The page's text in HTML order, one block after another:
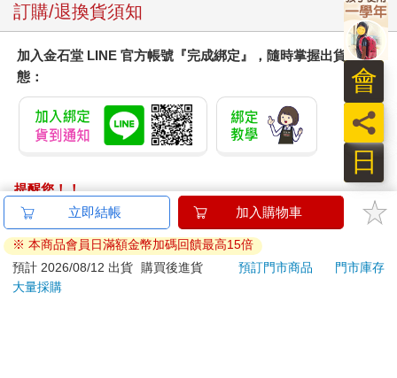
訂購/退換貨須知
加入金石堂 LINE 官方帳號『完成綁定』，隨時掌握出貨動
態：
提醒您！！
金石堂及銀行均不會請您操作ATM! 如接獲電話要求您前往
ATM提款機，請不要聽從指示，以免受騙上當！
退換貨須知：
**提醒您，鑑賞期不等於試用期，退回商品須為全新狀態**
立即結帳 加入購物車
※ 本商品會員日滿額金幣加碼回饋最高15倍
預計 2026/08/12 出貨
購買後進貨 預訂門市商品
門市庫存
大量採購
日
員
會